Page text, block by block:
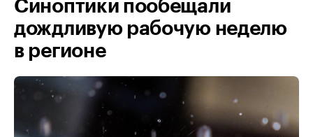
Синоптики пообещали
дождливую рабочую неделю
в регионе